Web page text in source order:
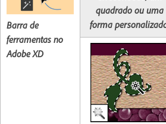
Barra de
ferramentas no
Adobe XD
quadrado ou uma
forma